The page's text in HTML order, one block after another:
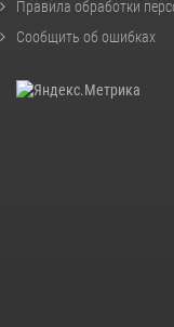
Правила обработки
Сообщить об ошибках